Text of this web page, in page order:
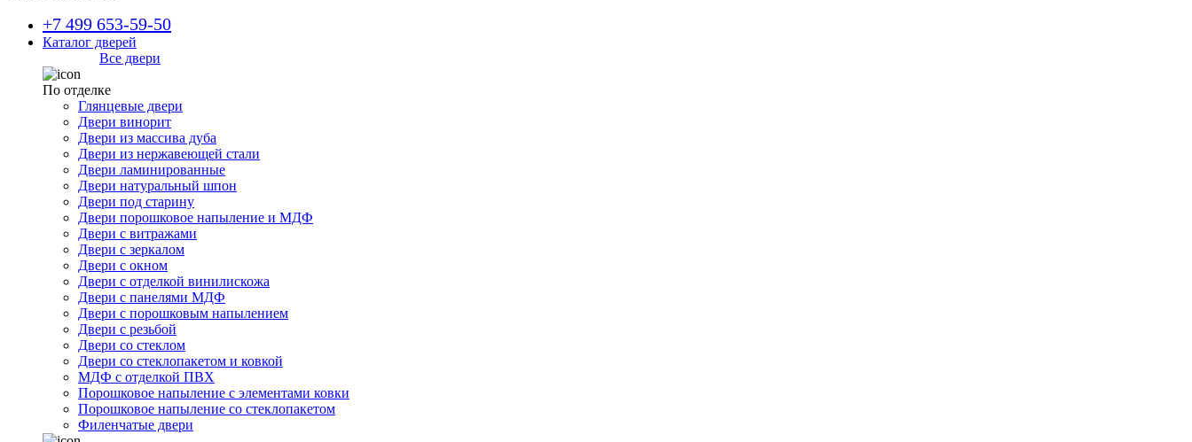
+7 499 653-59-50
Каталог дверей
Все двери
По отделке
Глянцевые двери
Двери винорит
Двери из массива дуба
Двери из нержавеющей стали
Двери ламинированные
Двери натуральный шпон
Двери под старину
Двери порошковое напыление и МДФ
Двери с витражами
Двери с зеркалом
Двери с окном
Двери с отделкой винилискожа
Двери с панелями МДФ
Двери с порошковым напылением
Двери с резьбой
Двери со стеклом
Двери со стеклопакетом и ковкой
МДФ с отделкой ПВХ
Порошковое напыление с элементами ковки
Порошковое напыление со стеклопакетом
Филенчатые двери